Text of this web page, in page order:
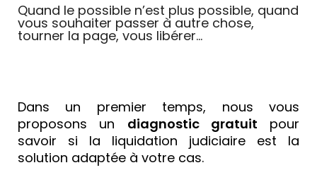
Quand le possible n’est plus possible, quand
vous souhaiter passer à autre chose,
tourner la page, vous libérer...
Dans un premier temps, nous vous
proposons un diagnostic gratuit pour
savoir si la liquidation judiciaire est la
solution adaptée à votre cas.